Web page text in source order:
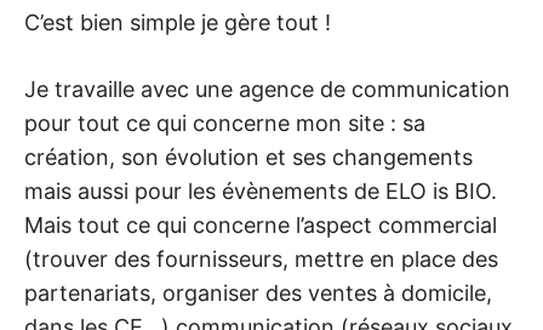
C’est bien simple je gère tout !
Je travaille avec une agence de communication
pour tout ce qui concerne mon site : sa
création, son évolution et ses changements
mais aussi pour les évènements de ELO is BIO.
Mais tout ce qui concerne l’aspect commercial
(trouver des fournisseurs, mettre en place des
partenariats, organiser des ventes à domicile,